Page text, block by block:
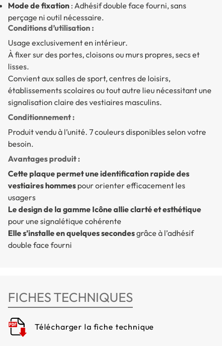
Mode de fixation : Adhésif double face fourni, sans
perçage ni outil nécessaire.
Conditions d’utilisation :
Usage exclusivement en intérieur.
À fixer sur des portes, cloisons ou murs propres, secs et
lisses.
Convient aux salles de sport, centres de loisirs,
établissements scolaires ou tout autre lieu nécessitant une
signalisation claire des vestiaires masculins.
Conditionnement :
Produit vendu à l’unité. 7 couleurs disponibles selon votre
besoin.
Avantages produit :
Cette plaque permet une identification rapide des
vestiaires hommes pour orienter efficacement les
usagers
Le design de la gamme Icône allie clarté et esthétique
pour une signalétique cohérente
Elle s’installe en quelques secondesgrâce à l’adhésif
double face fourni
FICHES TECHNIQUES
Télécharger la fiche technique